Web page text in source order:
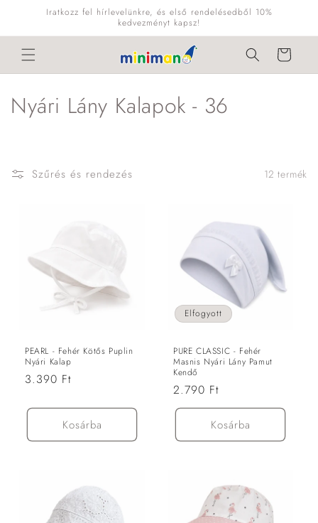
Ugrás aIratkozz fel hírlevelünkre, és első rendelésedből 10%
kedvezményt kapsz!
Kosár
K
Nyári Lány Kalapok - 36
Szűrés és rendezés 12 termék
PEARL - Fehér Kötős Puplin
Nyári Kalap
Normál
3.390 Ft
Kosárba
Elfogyott
PURE CLASSIC - Fehér
Masnis Nyári Lány Pamut
Kendő
Normál
ár
2.790 Ft
Kosárba